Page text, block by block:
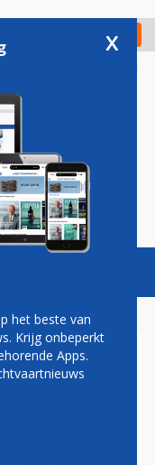
Check in
Vacatures
x
het beste van
Krijg onbeperkt
Apps.